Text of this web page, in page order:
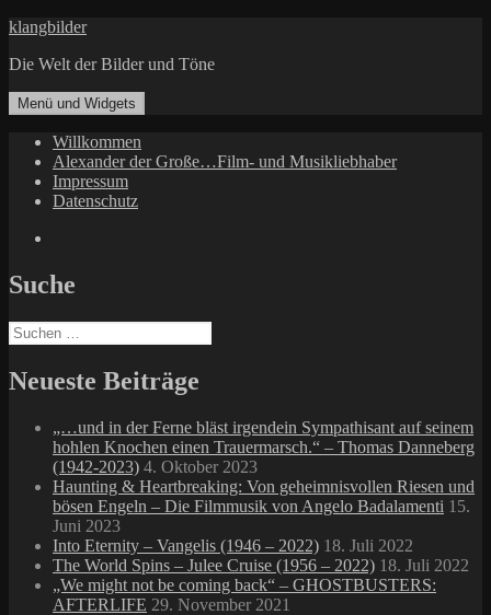
Zum
springen
klangbilder
Die Welt der Bilder und Töne
Menü und Widgets
Willkommen
Alexander der Große…Film- und Musikliebhaber
Impressum
Datenschutz
Suche
Suchen
nach:
Neueste Beiträge
„…und in der Ferne bläst irgendein Sympathisant auf seinem
hohlen Knochen einen Trauermarsch.“ – Thomas Danneberg
(1942-2023) 4. Oktober 2023
Haunting & Heartbreaking: Von geheimnisvollen Riesen und
bösen Engeln – Die Filmmusik von Angelo Badalamenti 15.
Juni 2023
Into Eternity – Vangelis (1946 – 2022) 18. Juli 2022
The World Spins – Julee Cruise (1956 – 2022) 18. Juli 2022
„We might not be coming back“ – GHOSTBUSTERS:
AFTERLIFE 29. November 2021